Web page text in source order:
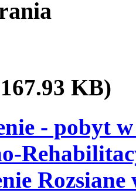
KB)
- pobyt